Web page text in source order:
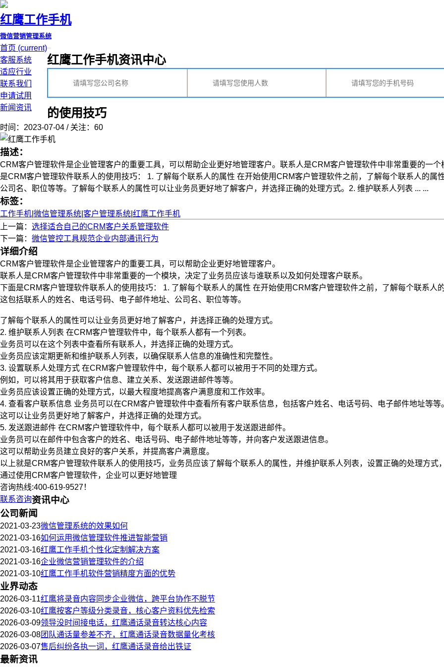
红鹰工作手机
微信营销管理系统
首页 (current)
客服系统
适应行业
联系我们
申请试用
新闻资讯
红鹰工作手机资讯中心
的使用技巧
时间：2023-07-04 / 关注：60
描述：
CRM客户管理软件是企业管理客户的重要工具，可以帮助企业更好地管理客户。联系人是CRM客户管理软件中非常重要的一
是CRM客户管理软件联系人的使用技巧： 1. 了解每个联系人的属性 在开始使用CRM客户管理软件之前，了解每个联系人的属
公司名、职位等等。了解每个联系人的属性可以让业务员更好地了解客户，并选择正确的处理方式。2. 维护联系人列表 ... ...
标签：
工作手机 微信管理系统 客户管理系统 红鹰工作手机
上一篇： 选择适合自己的CRM客户关系管理软件
下一篇： 微信管控工具规范企业内部通讯行为
详细介绍
CRM客户管理软件是企业管理客户的重要工具，可以帮助企业更好地管理客户。
联系人是CRM客户管理软件中非常重要的一个模块，决定了业务员应该与谁联系以及如何处理客户联系。
下面是CRM客户管理软件联系人的使用技巧： 1. 了解每个联系人的属性 在开始使用CRM客户管理软件之前，了解每个联系人
这包括联系人的姓名、电话号码、电子邮件地址、公司名、职位等等。
了解每个联系人的属性可以让业务员更好地了解客户，并选择正确的处理方式。
2. 维护联系人列表 在CRM客户管理软件中，每个联系人都有一个列表。
业务员可以在这个列表中查看所有联系人，并选择正确的处理方式。
业务员应该定期更新和维护联系人列表，以确保联系人信息的准确性和完整性。
3. 设置联系人处理方式 在CRM客户管理软件中，每个联系人都可以被用于不同的处理方式。
例如，可以将其用于获取客户信息、建立关系、发送跟进邮件等等。
业务员应该设置正确的处理方式，以最大程度地提高客户满意度和工作效率。
4. 查看客户联系信息 业务员可以在CRM客户管理软件中查看所有客户联系信息，包括客户姓名、电话号码、电子邮件地址等等
这可以让业务员更好地了解客户，并选择正确的处理方式。
5. 发送跟进邮件 在CRM客户管理软件中，每个联系人都可以被用于发送跟进邮件。
业务员可以在邮件中包含客户的姓名、电话号码、电子邮件地址等等，并向客户发送跟进信息。
这可以帮助业务员建立良好的客户关系，并提高客户满意度。
以上就是CRM客户管理软件联系人的使用技巧，业务员应该了解每个联系人的属性，并维护联系人列表，设置正确的处理方式
通过使用CRM客户管理软件，企业可以更好地管理
咨询热线:400-619-9527！
联系咨询资讯中心
公司新闻
2021-03-23微信管理系统的效果如何
2021-03-16如何运用微信管理软件推进智能营销
2021-03-16红鹰工作手机个性化定制解决方案
2021-03-16企业微信营销管理软件的介绍
2021-03-10红鹰工作手机软件营销精度方面的优势
业界动态
2026-03-11红鹰将录音内容同步企业微信，跨平台协作不脱节
2026-03-10红鹰按客户等级分类录音，核心客户资料优先检索
2026-03-09领导没时间接电话，红鹰通话录音转达核心内容
2026-03-08团队通话量参差不齐，红鹰通话录音数据量化考核
2026-03-07售后纠纷各执一词，红鹰通话录音给出铁证
最新资讯